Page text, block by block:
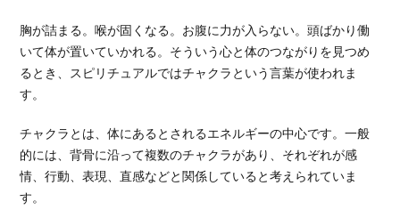
胸が詰まる。喉が固くなる。お腹に力が入らない。頭ばかり働
いて体が置いていかれる。そういう心と体のつながりを見つめ
るとき、スピリチュアルではチャクラという言葉が使われま
す。
チャクラとは、体にあるとされるエネルギーの中心です。一般
的には、背骨に沿って複数のチャクラがあり、それぞれが感
情、行動、表現、直感などと関係していると考えられていま
す。